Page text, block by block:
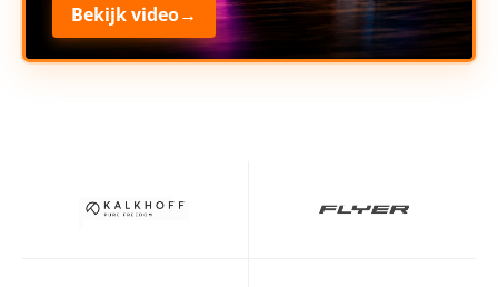
Bekijk video→